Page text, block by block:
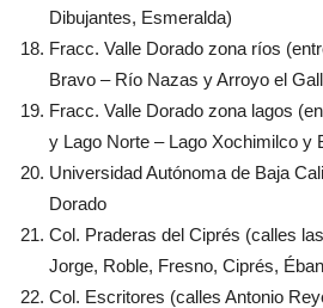
Dibujantes, Esmeralda)
Fracc. Valle Dorado zona ríos
Bravo – Río Nazas y Arroyo el
Fracc. Valle Dorado zona lagos
y Lago Norte – Lago Xochimilco y
Universidad Autónoma de Baja
Dorado
Col. Praderas del Ciprés (calles
Jorge, Roble, Fresno, Ciprés,
Col. Escritores (calles Antonio